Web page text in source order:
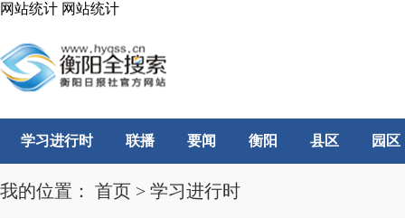
网站统计 网站统计
学习进行时 联播 要闻 衡阳 县区 园区
我的位置： 首页 > 学习进行时